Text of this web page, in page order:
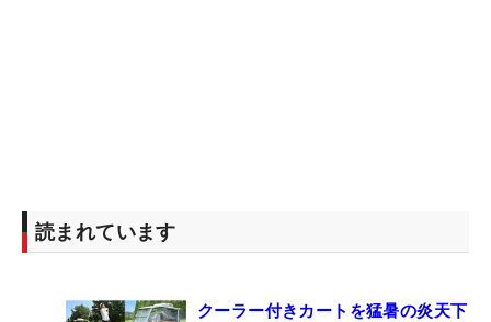
読まれています
クーラー付きカートを猛暑の炎天下